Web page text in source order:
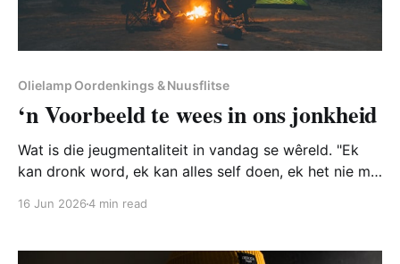
Olielamp Oordenkings & Nuusflitse
‘n Voorbeeld te wees in ons jonkheid
Wat is die jeugmentaliteit in vandag se wêreld. "Ek
kan dronk word, ek kan alles self doen, ek het nie my
16 Jun 20264 min read